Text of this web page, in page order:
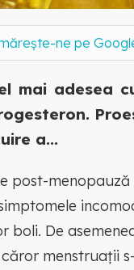
ne pe
mai adesea
a...
post-
boli. De
menstruații